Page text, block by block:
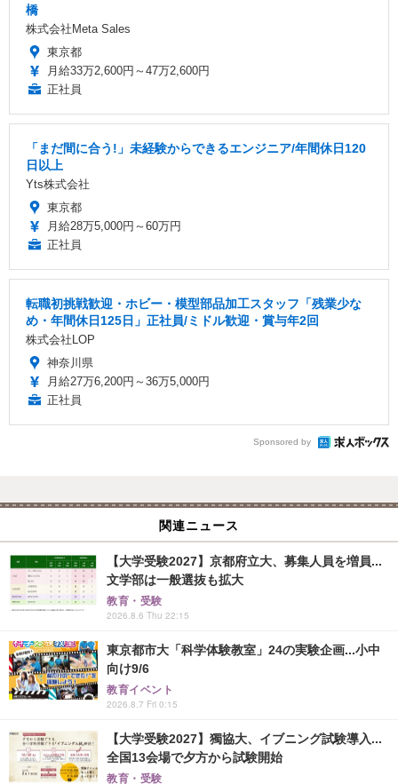
橋
株式会社Meta Sales
東京都
月給33万2,600円～47万2,600円
正社員
「まだ間に合う!」未経験からできるエンジニア/年間休日120
日以上
Yts株式会社
東京都
月給28万5,000円～60万円
正社員
転職初挑戦歓迎・ホビー・模型部品加工スタッフ「残業少な
め・年間休日125日」正社員/ミドル歓迎・賞与年2回
株式会社LOP
神奈川県
月給27万6,200円～36万5,000円
正社員
Sponsored by
関連ニュース
【大学受験2027】京都府立大、募集人員を増員...
文学部は一般選抜も拡大
教育・受験
2026.8.6 Thu 22:15
東京都市大「科学体験教室」24の実験企画...小中
向け9/6
教育イベント
2026.8.7 Fri 0:15
【大学受験2027】獨協大、イブニング試験導入...
全国13会場で夕方から試験開始
教育・受験